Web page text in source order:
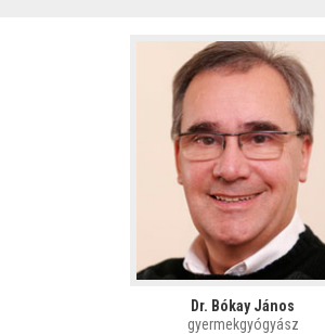
Dr. Bókay János
gyermekgyógyász